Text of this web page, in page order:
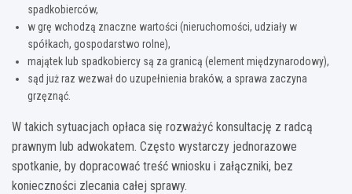
spadkobierców,
w grę wchodzą znaczne wartości (nieruchomości, udziały w
spółkach, gospodarstwo rolne),
majątek lub spadkobiercy są za granicą (element międzynarodowy),
sąd już raz wezwał do uzupełnienia braków, a sprawa zaczyna
grzęznąć.
W takich sytuacjach opłaca się rozważyć konsultację z radcą
prawnym lub adwokatem. Często wystarczy jednorazowe
spotkanie, by dopracować treść wniosku i załączniki, bez
konieczności zlecania całej sprawy.